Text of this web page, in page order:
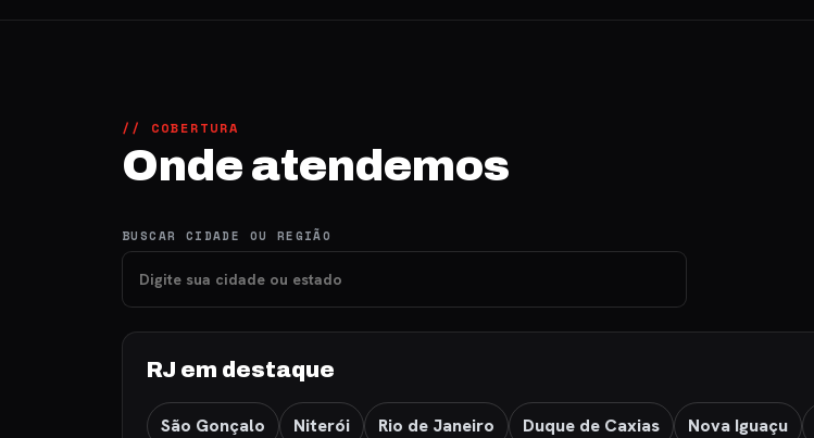
// COBERTURA
Onde atendemos
BUSCAR CIDADE OU REGIÃO
RJ em destaque
São Gonçalo Niterói Rio de Janeiro Duque de Caxias Nova Iguaçu